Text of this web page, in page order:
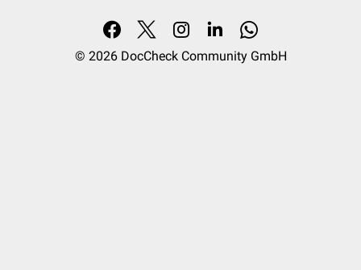
© 2026 DocCheck Community GmbH